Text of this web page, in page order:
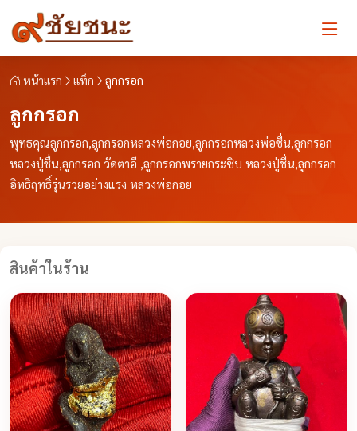
หน้าแรก แท็ก ลูกกรอก
ลูกกรอก
พุทธคุณลูกกรอก,ลูกกรอกหลวงพ่อกอย,ลูกกรอกหลวงพ่อชื่น,ลูกกรอก
หลวงปู่ชื่น,ลูกกรอก วัดตาอี ,ลูกกรอกพรายกระซิบ หลวงปู่ชื่น,ลูกกรอก
อิทธิฤทธิ์รุ่นรวยอย่างแรง หลวงพ่อกอย
สินค้าในร้าน